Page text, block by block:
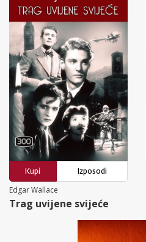
Kupi
Izposodi
Edgar Wallace
Trag uvijene svijeće